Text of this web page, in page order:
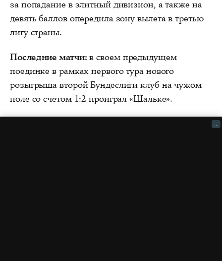
за попадание в элитный дивизион, а также на
девять баллов опередила зону вылета в третью
лигу страны.
Последние матчи: в своем предыдущем
поединке в рамках первого тура нового
розыгрыша второй Бундеслиги клуб на чужом
поле со счетом 1:2 проиграл «Шальке».
...